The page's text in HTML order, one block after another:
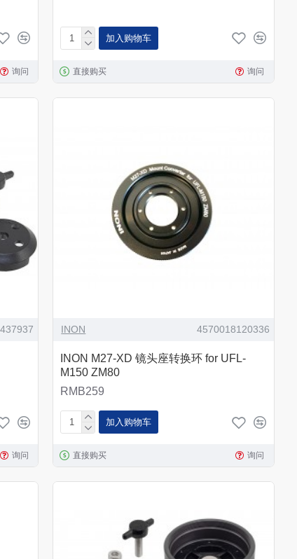
询问
加入购物车
直接购买 询问
询问
INON 4570018120336
INON M27-XD 镜头座转换环 for UFL-
M150 ZM80
RMB259
加入购物车
直接购买 询问